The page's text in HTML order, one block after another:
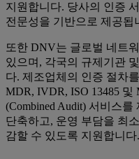
지원합니다. 당사의 인증
전문성을 기반으로 제공됩
또한 DNV는 글로벌 네트
있으며, 각국의 규제기관
다. 제조업체의 인증 절차
MDR, IVDR, ISO 13485
(Combined Audit) 서비스
단축하고, 운영 부담을 최
감할 수 있도록 지원합니다.